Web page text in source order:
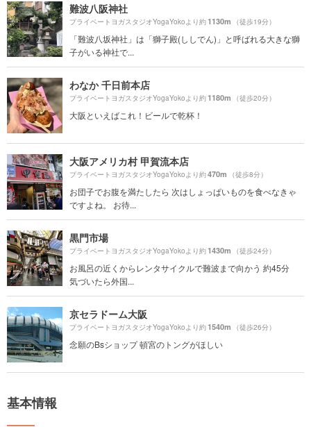
難波八阪神社
プライベートヨガスタジオYogaYokoより約1130m （徒歩19分）
「難波八坂神社」は「獅子殿(ししでん)」と呼ばれる大きな獅
子がいる神社で...
わなか 千日前本店
プライベートヨガスタジオYogaYokoより約1180m （徒歩20分）
大阪といえばこれ！ビールで乾杯！
大阪アメリカ村 甲賀流本店
プライベートヨガスタジオYogaYokoより約470m （徒歩8分）
お団子でお腹を満たしたら 次はしょっぱいものを食べなきゃ
ですよね。 お待...
黒門市場
プライベートヨガスタジオYogaYokoより約1430m （徒歩24分）
お風呂の近くからレンタサイクルで難波まで向かう 約45分
気づいたら外国...
京セラドーム大阪
プライベートヨガスタジオYogaYokoより約1540m （徒歩26分）
念願のBsショップ 頓宮のトングがほしい
基本情報